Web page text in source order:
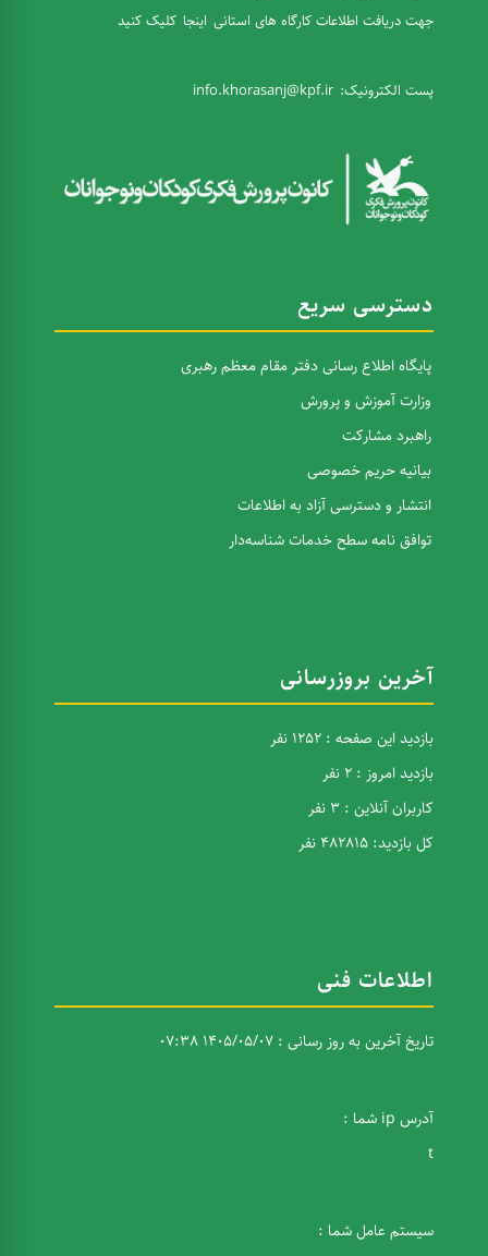
جهت دریافت اطلاعات کارگاه های استانی اینجا کلیک کنید
پست الکترونیک: info.khorasanj@kpf.ir
دسترسی سریع
پایگاه اطلاع رسانی دفتر مقام معظم رهبری
وزارت آموزش و پرورش
راهبرد مشارکت
بیانیه حریم خصوصی
انتشار و دسترسی آزاد به اطلاعات
توافق نامه سطح خدمات شناسه‌دار
آخرین بروزرسانی
بازدید این صفحه : 1252 نفر
بازدید امروز : 2 نفر
کاربران آنلاین : 3 نفر
کل بازدید: 482815 نفر
اطلاعات فنی
تاریخ آخرین به روز رسانی : 1405/05/07 07:38
آدرس ip شما :
t
سیستم عامل شما :